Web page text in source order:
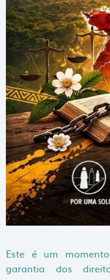
Este é um
garantia dos